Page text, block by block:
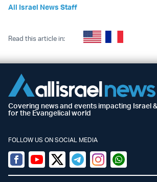
All Israel News Staff
Read this article in:
Covering news and events impacting Israel
for the Evangelical world
FOLLOW US ON SOCIAL MEDIA
Facebook
YoutubeTwitter (X)
TelegramInstagramWhatsapp